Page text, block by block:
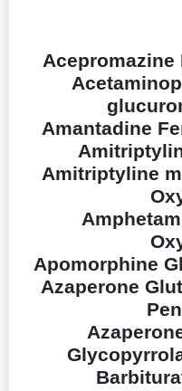
Acepromazine
Amantadine
Amitriptyline
Apomorphine
Azaperone